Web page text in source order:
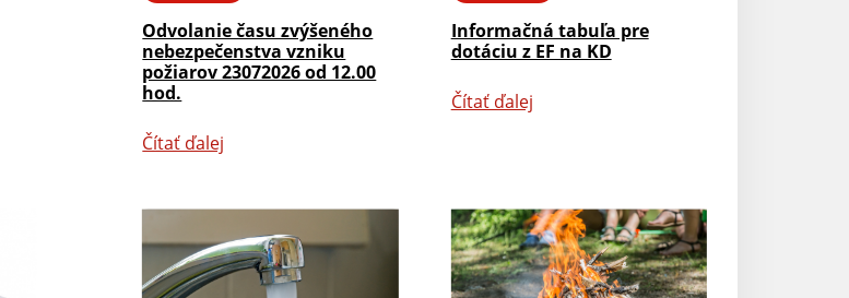
Odvolanie času zvýšeného
nebezpečenstva vzniku
požiarov 23072026 od 12.00
hod.
Čítať ďalej
Informačná tabuľa pre
dotáciu z EF na KD
Čítať ďalej